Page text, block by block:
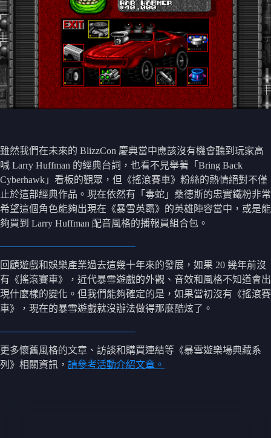
雖然我們在未來的 BlizzCon 慶典當中應該沒有機會聽到玩家高
喊 Larry Huffman 的經典台詞，也看不見舉著「Bring Back
Cyberhawk」看板的觀眾，但《搖滾賽車》粉絲的熱情絕對不僅
止於這部經典作品。現在依然有「毒蛇」桑德斯的忠實鐵粉非常
希望這個角色能夠出現在《暴雪英霸》的英雄陣容當中，或是能
夠買到 Larry Huffman 配音風格的播報員組合包。
回顧遊戲和娛樂產業過去這幾十年來的發展，如果 20 幾年前沒
有《搖滾賽車》，近代暴雪遊戲的外觀、音效和風格不知道會出
現什麼樣的變化。但我們能夠確定的是，如果當初沒有《搖滾賽
車》，現在的暴雪遊戲就沒辦法做得那麼酷炫了。
更多懷舊風格的文章、訪談和購買連結等《暴雪遊樂場典藏系
列》相關資訊， 請參考活動介紹文章。